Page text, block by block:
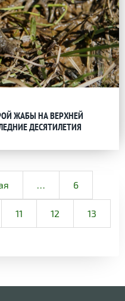
ЖАБЫ НА ВЕРХНЕЙ
ДЕСЯТИЛЕТИЯ
6
11 12 13